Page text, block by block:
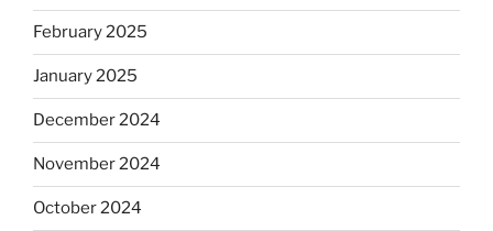
February 2025
January 2025
December 2024
November 2024
October 2024